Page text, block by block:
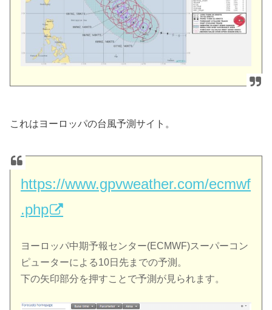
これはヨーロッパの台風予測サイト。
https://www.gpvweather.com/ecmwf
.php
ヨーロッパ中期予報センター(ECMWF)スーパーコン
ピューターによる10日先までの予測。
下の矢印部分を押すことで予測が見られます。